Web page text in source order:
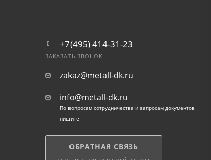
+7(495) 414-31-23
ЗАКАЗАТЬ ЗВОНОК
zakaz@metall-dk.ru
info@metall-dk.ru
По вопросам сотрудничества и запросам документов
пишите
ОБРАТНАЯ СВЯЗЬ